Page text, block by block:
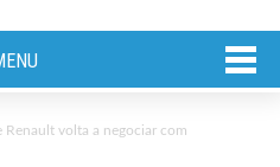
Renault volta a negociar com